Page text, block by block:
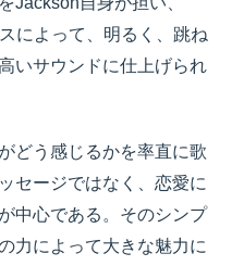
によって、明るく、跳ね
いサウンドに仕上げられ
どう感じるかを率直に歌
セージではなく、恋愛に
中心である。そのシンプ
力によって大きな魅力に